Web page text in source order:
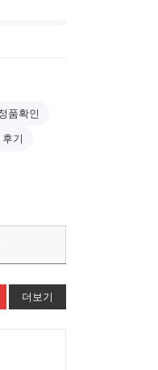
품확인
기
더보기